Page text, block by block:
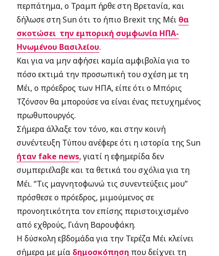
περπάτημα, ο Τραμπ ήρθε στη Βρετανία, και
δήλωσε στη Sun ότι το ήπιο Brexit της Μέι θα
σκοτώσει την εμπορική συμφωνία ΗΠΑ-
Ηνωμένου Βασιλείου.
Και για να μην αφήσει καμία αμφιβολία για το
πόσο εκτιμά την προσωπική του σχέση με τη
Μέι, ο πρόεδρος των ΗΠΑ, είπε ότι ο Μπόρις
Τζόνσον θα μπορούσε να είναι ένας πετυχημένος
πρωθυπουργός.
Σήμερα άλλαξε τον τόνο, και στην κοινή
συνέντευξη Τύπου ανέφερε ότι η ιστορία της Sun
ήταν fake news, γιατί η εφημερίδα δεν
συμπεριέλαβε και τα θετικά του σχόλια για τη
Μέι. “Τις μαγνητοφωνώ τις συνεντεύξεις μου”
πρόσθεσε ο πρόεδρος, μιμούμενος σε
προνοητικότητα τον επίσης περιστοιχισμένο
από εχθρούς, Γιάνη Βαρουφάκη.
Η δύσκολη εβδομάδα για την Τερέζα Μέι κλείνει
σήμερα με μία δημοσκόπηση που δείχνει τη